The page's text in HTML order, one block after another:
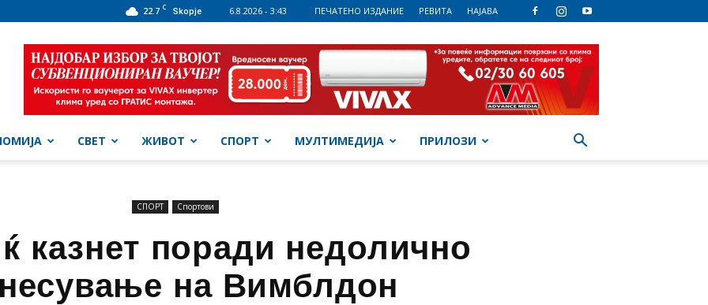
22.7 C Skopje 6.8.2026 - 3:43 ПЕЧАТЕНО ИЗДАНИЕ РЕВИТА НАЈАВА
СВЕТ ЖИВОТ СПОРТ МУЛТИМЕДИЈА ПРИЛОЗИ
СПОРТ Спортови
казнет поради недолично
на Вимблдон